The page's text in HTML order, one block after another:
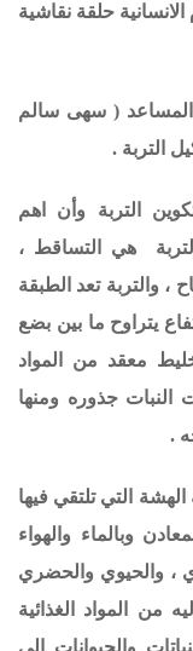
حلقة نقاشية
المساعد ( سهى سالم
التربة .
التربة وأن اهم
هي التساقط ،
، والتربة تعد الطبقة
يتراوح ما بين بضع
معقد من المواد
النبات جذوره ومنها
.
الهشة التي تلتقي فيها
وبالماء والهواء
، والحيوي والحضري
من المواد الغذائية
والحيوانات الى